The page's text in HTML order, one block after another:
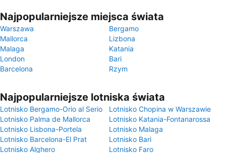
Najpopularniejsze miejsca świata
Warszawa
Bergamo
Mallorca
Lizbona
Malaga
Katania
London
Bari
Barcelona
Rzym
Najpopularniejsze lotniska świata
Lotnisko Bergamo-Orio al Serio
Lotnisko Chopina w Warszawie
Lotnisko Palma de Mallorca
Lotnisko Katania-Fontanarossa
Lotnisko Lisbona-Portela
Lotnisko Malaga
Lotnisko Barcelona-El Prat
Lotnisko Bari
Lotnisko Alghero
Lotnisko Faro